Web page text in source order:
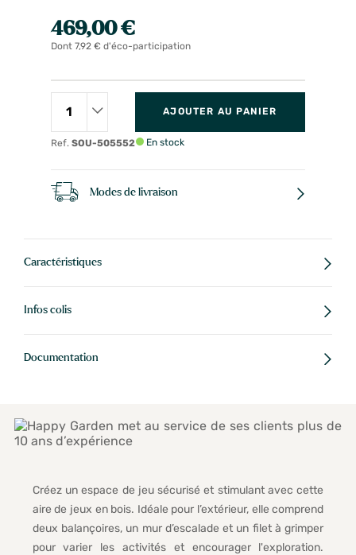
469,00 €
Dont 7,92 € d'éco-participation
Ref. SOU-505552
AJOUTER AU PANIER
En stock
Modes de livraison
Caractéristiques
Infos colis
Documentation
Créez un espace de jeu sécurisé et stimulant avec cette
aire de jeux en bois. Idéale pour l’extérieur, elle comprend
deux balançoires, un mur d’escalade et un filet à grimper
pour varier les activités et encourager l'exploration.